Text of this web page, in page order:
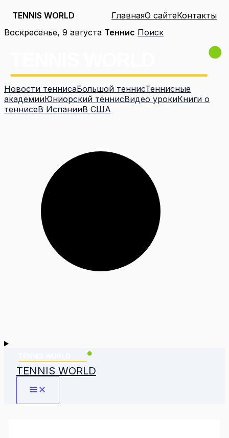
TENNIS WORLD ГлавнаяО сайтеКонтакты
Перейти
Воскресенье, 9 августа Теннис Поиск
Новости теннисаБольшой теннисТеннисные
академииЮниорский теннисВидео урокиКниги о
теннисеВ ИспанииВ США
TENNIS WORLD